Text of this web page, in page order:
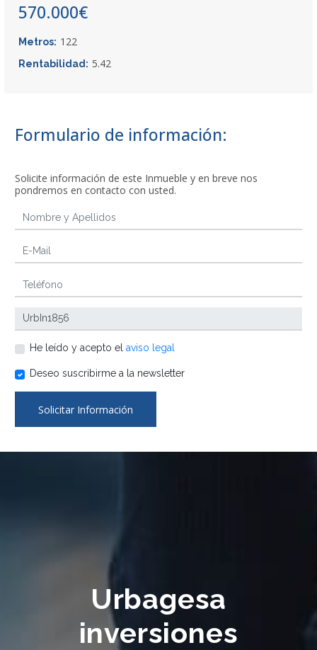
570.000€
Metros: 122
Rentabilidad: 5.42
Formulario de información:
Solicite información de este Inmueble y en breve nos
pondremos en contacto con usted.
He leído y acepto el aviso legal
Deseo suscribirme a la newsletter
Solicitar Información
Urbagesa
inversiones